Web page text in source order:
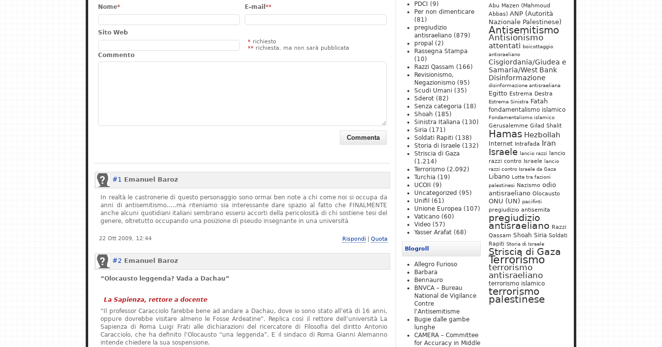
Nome* E-mail **
Sito Web
* richiesto
** richiesta, ma non sarà pubblicata
Commento
#1 Emanuel Baroz
In realtà le castronerie di questo personaggio sono ormai ben note a chi come noi si occupa da
anni di antisemitismo…..ma riteniamo sia interessante dare spazio al fatto che FINALMENTE
anche alcuni quotidiani italiani sembrano essersi accorti della pericolosità di chi sostiene tesi del
genere, oltretutto occupando una posizione di pseudo insegnante in una università
22 Ott 2009, 12:44 Rispondi Quota
#2 Emanuel Baroz
“Olocausto leggenda? Vada a Dachau”
La Sapienza, rettore a docente
“Il professor Caracciolo farebbe bene ad andare a Dachau, dove io sono stato all’età di 16 anni,
oppure dovrebbe visitare almeno le Fosse Ardeatine”. Replica così il rettore dell’università La
Sapienza di Roma Luigi Frati alle dichiarazioni del ricercatore di Filosofia del diritto Antonio
Caracciolo, che ha definito l’Olocausto “una leggenda”. E il sindaco di Roma Gianni Alemanno
intende chiedere la sua sospensione.
Abu Mazen (Mahmoud
Abbas) ANP (Autorità
Nazionale Palestinese)
Antisemitismo
Antisionismo
attentati boicottaggio
antisraeliano
Cisgiordania/Giudea e
Samaria/West Bank
Disinformazione
disinformazione antisraeliana
Egitto Estrema Destra
Estrema Sinistra Fatah
fondamentalismo islamico
Fondamentalismo islamico
Gerusalemme Gilad Shalit
Hamas Hezbollah
Internet Intrafada Iran
Israele lancio razzi
lancio
razzi contro Israele lancio
razzi contro Israele da Gaza
Libano Lotte tra fazioni
palestinesi Nazismo odio
antisraeliano Olocausto
ONU (UN) pacifinti
pregiudizio antisemita
pregiudizio
antisraeliano Razzi
Qassam Shoah Siria Soldati
Rapiti Storia di Israele
Striscia di Gaza
Terrorismo
terrorismo
antisraeliano
terrorismo islamico
terrorismo
palestinese
PDCI
(9)
Per non dimenticare
(81)
pregiudizio
antisraeliano (879)
propal (2)
Rassegna Stampa
(10)
Razzi Qassam (166)
Revisionismo,
Negazionismo (95)
Scudi Umani (35)
Sderot (82)
Senza categoria (18)
Shoah (185)
Sinistra Italiana (130)
Siria (171)
Soldati Rapiti (138)
Storia di Israele (132)
Striscia di Gaza
(1.214)
Terrorismo (2.092)
Turchia (19)
UCOII
(9)
Uncategorized (95)
Unifil
(61)
Unione Europea (107)
Vaticano (60)
Video (57)
Yasser Arafat (68)
Blogroll
Allegro Furioso
Barbara
Bennauro
BNVCA – Bureau
National de Vigilance
Contre
l’Antisemitisme
Bugie dalle gambe
lunghe
CAMERA – Committee
for Accuracy in Middle